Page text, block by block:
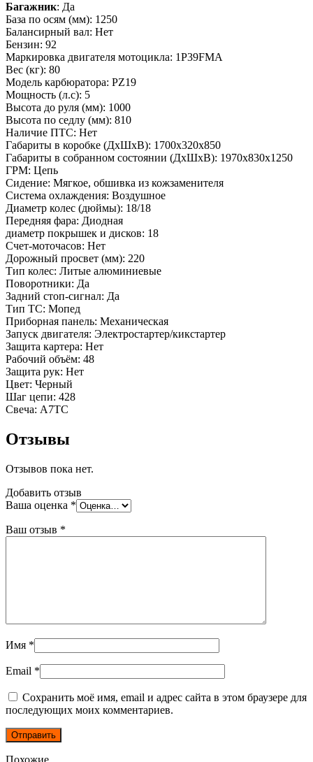
Багажник: Да
База по осям (мм): 1250
Балансирный вал: Нет
Бензин: 92
Маркировка двигателя мотоцикла: 1P39FMA
Вес (кг): 80
Модель карбюратора: PZ19
Мощность (л.с): 5
Высота до руля (мм): 1000
Высота по седлу (мм): 810
Наличие ПТС: Нет
Габариты в коробке (ДхШхВ): 1700x320x850
Габариты в собранном состоянии (ДхШхВ): 1970х830х1250
ГРМ: Цепь
Сидение: Мягкое, обшивка из кожзаменителя
Система охлаждения: Воздушное
Диаметр колес (дюймы): 18/18
Передняя фара: Диодная
диаметр покрышек и дисков: 18
Счет-моточасов: Нет
Дорожный просвет (мм): 220
Тип колес: Литые алюминиевые
Поворотники: Да
Задний стоп-сигнал: Да
Тип ТС: Мопед
Приборная панель: Механическая
Запуск двигателя: Электростартер/кикстартер
Защита картера: Нет
Рабочий объём: 48
Защита рук: Нет
Цвет: Черный
Шаг цепи: 428
Свеча: A7TC
Отзывы
Отзывов пока нет.
Добавить отзыв
Ваша оценка *
Ваш отзыв *
Имя *
Email *
Сохранить моё имя, email и адрес сайта в этом браузере для
последующих моих комментариев.